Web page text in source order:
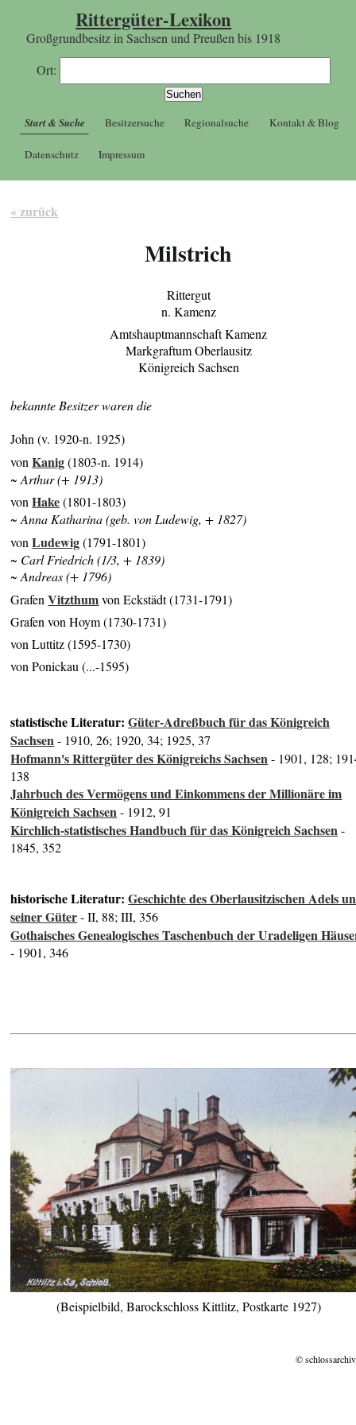
Rittergüter-Lexikon
Großgrundbesitz in Sachsen und Preußen bis 1918
Ort:
Start & Suche Besitzersuche Regionalsuche Kontakt & Blog
Datenschutz Impressum
« zurück
Milstrich
Rittergut
n. Kamenz
Amtshauptmannschaft Kamenz
Markgraftum Oberlausitz
Königreich Sachsen
bekannte Besitzer waren die
John (v. 1920-n. 1925)
vonKanig(1803-n. 1914)
~ Arthur (+ 1913)
vonHake(1801-1803)
~ Anna Katharina (geb. von Ludewig, + 1827)
vonLudewig(1791-1801)
~ Carl Friedrich (1/3, + 1839)
~ Andreas (+ 1796)
GrafenVitzthumvon Eckstädt (1731-1791)
Grafen von Hoym (1730-1731)
von Luttitz (1595-1730)
von Ponickau (...-1595)
statistische Literatur:Güter-Adreßbuch für das Königreich
Sachsen- 1910, 26; 1920, 34; 1925, 37
Hofmann's Rittergüter des Königreichs Sachsen- 1901, 128;
138
Jahrbuch des Vermögens und Einkommens der Millionäre im
Königreich Sachsen- 1912, 91
Kirchlich-statistisches Handbuch für das Königreich Sachsen-
1845, 352
historische Literatur:Geschichte des Oberlausitzischen Adels
seiner Güter- II, 88; III, 356
Gothaisches Genealogisches Taschenbuch der Uradeligen
- 1901, 346
(Beispielbild, Barockschloss Kittlitz, Postkarte 1927)
©